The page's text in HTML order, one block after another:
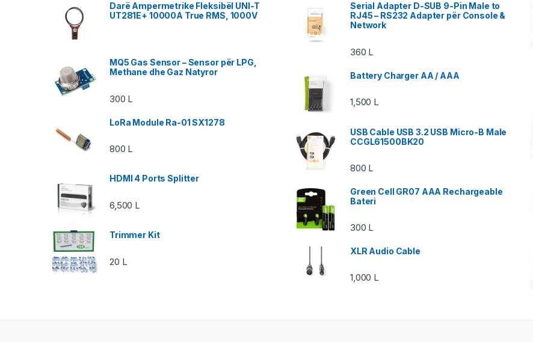
Darë Ampermetrike Fleksibël UNI-T
UT281E+ 10000A True RMS, 1000V
MQ5 Gas Sensor – Sensor për LPG,
Methane dhe Gaz Natyror
300 L
LoRa Module Ra-01 SX1278
800 L
HDMI 4 Ports Splitter
6,500 L
Trimmer Kit
20 L
Serial Adapter D-SUB 9-Pin Male to
RJ45 – RS232 Adapter për Console &
Network
360 L
Battery Charger AA / AAA
1,500 L
USB Cable USB 3.2 USB Micro-B Male
CCGL61500BK20
800 L
Green Cell GR07 AAA Rechargeable
Bateri
300 L
XLR Audio Cable
1,000 L